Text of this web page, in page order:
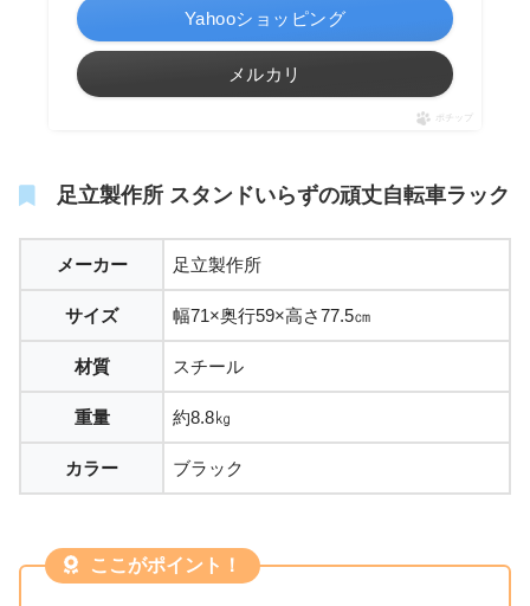
Yahooショッピング
メルカリ
ポチップ
足立製作所 スタンドいらずの頑丈自転車ラック
メーカー 足立製作所
サイズ 幅71×奥行59×高さ77.5㎝
材質 スチール
重量 約8.8㎏
カラー ブラック
ここがポイント！